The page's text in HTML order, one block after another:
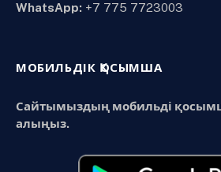
WhatsApp: +7 775 7723003
МОБИЛЬДІК ҚОСЫМША
Сайтымыздың мобильді
алыңыз.